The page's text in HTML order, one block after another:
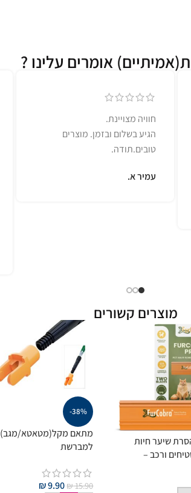
אומרים עלינו ?
חוויה מצויינת.
הגיע בשלום ובזמן. מוצרים
טובים.תודה.
עמיר א.
מוצרים קשורים
שיער חיות
ורכב –
-38%
מתאם מקל(מטאטא/מגב)
למברשת
₪15.90
₪9.90